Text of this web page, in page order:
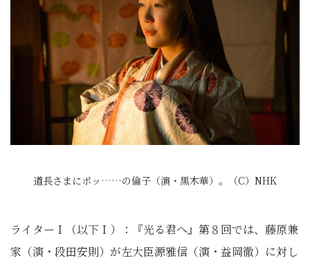
道長さまにポッ……の倫子（演・黒木華）。（C）NHK
ライターＩ（以下Ｉ）：『光る君へ』第８回では、藤原兼
家（演・段田安則）が左大臣源雅信（演・益岡徹）に対し